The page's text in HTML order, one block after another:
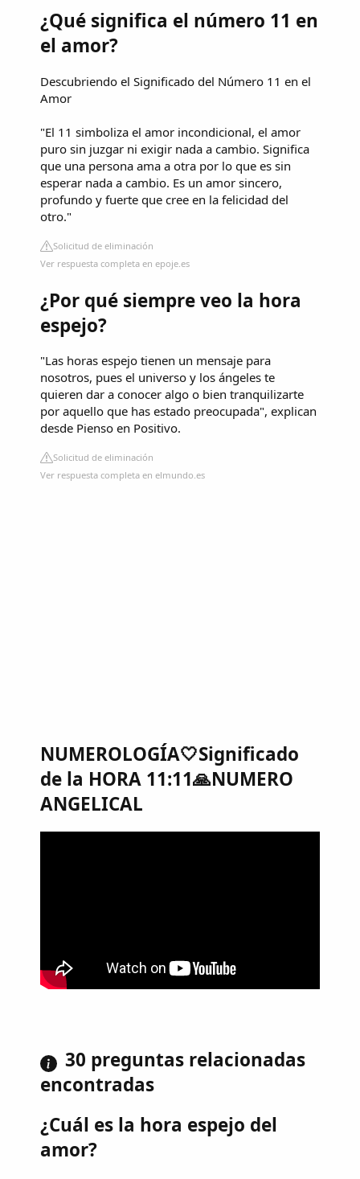
¿Qué significa el número 11 en
el amor?
Descubriendo el Significado del Número 11 en el
Amor
"El 11 simboliza el amor incondicional, el amor
puro sin juzgar ni exigir nada a cambio. Significa
que una persona ama a otra por lo que es sin
esperar nada a cambio. Es un amor sincero,
profundo y fuerte que cree en la felicidad del
otro."
Solicitud de eliminación
Ver respuesta completa en epoje.es
¿Por qué siempre veo la hora
espejo?
"Las horas espejo tienen un mensaje para
nosotros, pues el universo y los ángeles te
quieren dar a conocer algo o bien tranquilizarte
por aquello que has estado preocupada", explican
desde Pienso en Positivo.
Solicitud de eliminación
Ver respuesta completa en elmundo.es
NUMEROLOGÍA🤍Significado
de la HORA 11:11🙏NUMERO
ANGELICAL
30 preguntas relacionadas
encontradas
¿Cuál es la hora espejo del
amor?